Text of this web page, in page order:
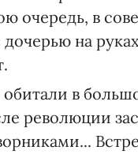
очередь, в
на
обитали в
революции